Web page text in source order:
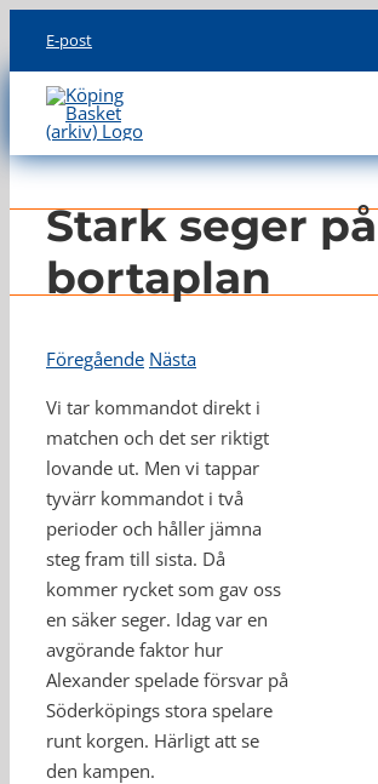
content
E-post
KLUBBEN
LAG
INFO
Stark seger på
bortaplan
Föregående Nästa
Vi tar kommandot direkt i
matchen och det ser riktigt
lovande ut. Men vi tappar
tyvärr kommandot i två
perioder och håller jämna
steg fram till sista. Då
kommer rycket som gav oss
en säker seger. Idag var en
avgörande faktor hur
Alexander spelade försvar på
Söderköpings stora spelare
runt korgen. Härligt att se
den kampen.